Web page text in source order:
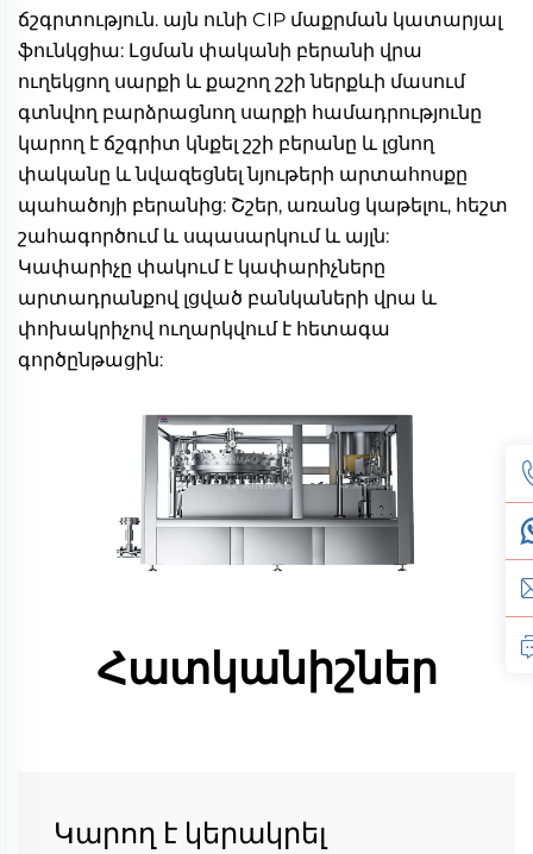
ճշգրտություն. այն ունի CIP մաքրման կատարյալ
ֆունկցիա: Լցման փականի բերանի վրա
ուղեկցող սարքի և քաշող շշի ներքևի մասում
գտնվող բարձրացնող սարքի համադրությունը
կարող է ճշգրիտ կնքել շշի բերանը և լցնող
փականը և նվազեցնել նյութերի արտահոսքը
պահածոյի բերանից: Շշեր, առանց կաթելու, հեշտ
շահագործում և սպասարկում և այլն:
Կափարիչը փակում է կափարիչները
արտադրանքով լցված բանկաների վրա և
փոխակրիչով ուղարկվում է հետագա
գործընթացին:
Հատկանիշներ
Կարող է կերակրել